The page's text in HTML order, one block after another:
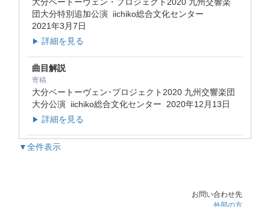
団大分特別追加公演 iichiko総合文化センター
2021年3月7日
▶ 詳細を見る
曲目解説
寄稿
大分ベートーヴェン･プロジェクト2020 九州交響楽団
大分公演 iichiko総合文化センター 2020年12月13日
▶ 詳細を見る
▼全件表示
お問い合わせ先
外部の方